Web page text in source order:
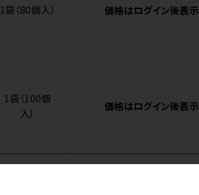
1袋（80個入） 価格はログイン後表示
1袋（100個
入）
価格はログイン後表示